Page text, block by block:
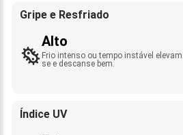
Gripe e Resfriado
Alto
Frio intenso ou tempo instável
se e descanse bem.
Índice UV